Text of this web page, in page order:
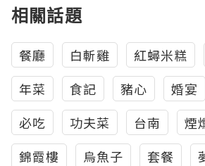
相關話題
餐廳 白斬雞 紅蟳米糕
年菜
食記 豬心 婚宴
必吃
功夫菜 台南
煙
錦霞樓
烏魚子 套餐